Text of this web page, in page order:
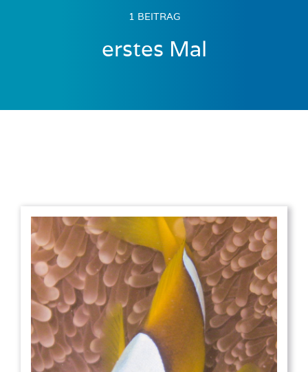
1 BEITRAG
erstes Mal